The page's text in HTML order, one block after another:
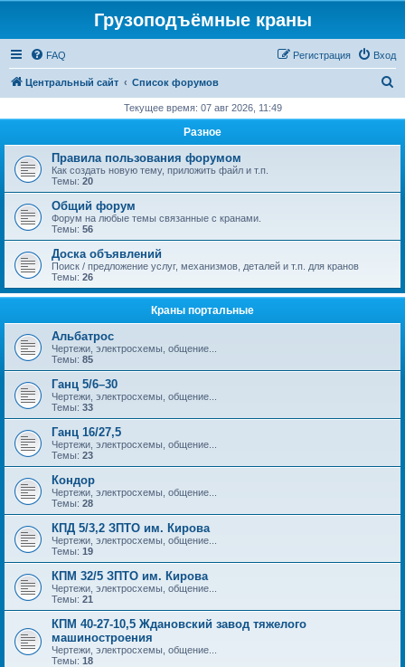
Грузоподъёмные краны
FAQ Вход
Регистрация
Центральный сайт Список форумов
с
Текущее время: 07 авг 2026, 11:49
Разное
Правила пользования форумом
Как создать новую тему, приложить файл и т.п.
Темы: 20
Общий форум
Форум на любые темы связанные с кранами.
Темы: 56
Доска объявлений
Поиск / предложение услуг, механизмов, деталей и т.п. для кранов
Темы: 26
Краны портальные
Альбатрос
Чертежи, электросхемы, общение...
Темы: 85
Ганц 5/6–30
Чертежи, электросхемы, общение...
Темы: 33
Ганц 16/27,5
Чертежи, электросхемы, общение...
Темы: 23
Кондор
Чертежи, электросхемы, общение...
Темы: 28
КПД 5/3,2 ЗПТО им. Кирова
Чертежи, электросхемы, общение...
Темы: 19
КПМ 32/5 ЗПТО им. Кирова
Чертежи, электросхемы, общение...
Темы: 21
КПМ 40-27-10,5 Ждановский завод тяжелого
машиностроения
Чертежи, электросхемы, общение...
Темы: 18